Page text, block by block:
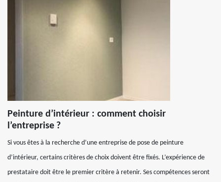
Peinture d’intérieur : comment choisir
l’entreprise ?
Si vous êtes à la recherche d’une entreprise de pose de peinture
d’intérieur, certains critères de choix doivent être fixés. L’expérience de
prestataire doit être le premier critère à retenir. Ses compétences seront